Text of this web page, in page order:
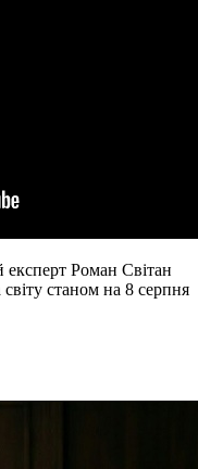
експерт Роман Світан
станом на 8 серпня